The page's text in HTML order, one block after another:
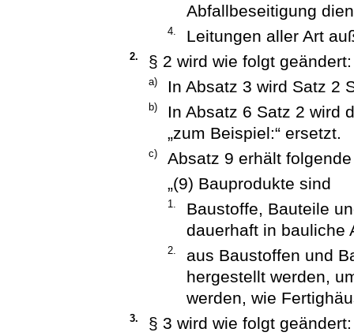
Abfallbeseitigung
4. Leitungen aller Art
2. § 2 wird wie folgt geändert:
a) In Absatz 3 wird Satz 2
b)
In Absatz 6 Satz 2 wird
„zum Beispiel:“ ersetzt.
c)
Absatz 9 erhält
„(9) Bauprodukte sind
1.
Baustoffe, Bauteile
dauerhaft in bauliche
2.
aus Baustoffen und
hergestellt werden,
werden, wie
3. § 3 wird wie folgt geändert: